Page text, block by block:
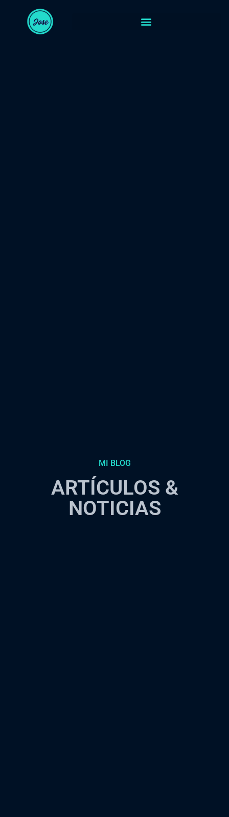
MI BLOG
ARTÍCULOS &
NOTICIAS